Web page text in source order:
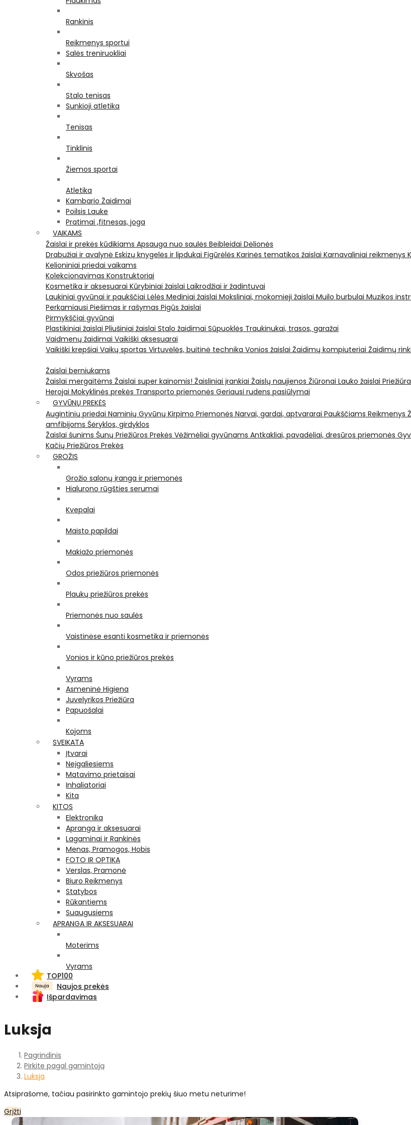
Rankinis
Reikmenys sportui
Salės treniruokliai
Skvošas
Stalo tenisas
Sunkioji atletika
Tenisas
Tinklinis
Žiemos sportai
Atletika
Kambario Žaidimai
Poilsis Lauke
Pratimai ,fitnesas, joga
VAIKAMS
Žaislai ir prekės kūdikiams Apsauga nuo saulės Beibleidai Dėlionės
Drabužiai ir avalynė Eskizų knygelės ir lipdukai Figūrėlės Karinės tematikos žaislai Karnavaliniai reikmenys
Kelioniniai priedai vaikams
Kolekcionavimas Konstruktoriai
Kosmetika ir aksesuarai Kūrybiniai žaislai Laikrodžiai ir žadintuvai
Laukiniai gyvūnai ir paukščiai Lėlės Mediniai žaislai Moksliniai, mokomieji žaislai Muilo burbulai Muzikos
Perkamiausi Piešimas ir rašymas Pigūs žaislai
Pirmykščiai gyvūnai
Plastikiniai žaislai Pliušiniai žaislai Stalo žaidimai Sūpuoklės Traukinukai, trasos, garažai
Vaidmenų žaidimai Vaikiški aksesuarai
Vaikiški krepšiai Vaikų sportas Virtuvėlės, buitinė technika Vonios žaislai Žaidimų kompiuteriai Žaidimų
Žaislai berniukams
Žaislai mergaitėms Žaislai super kainomis! Žaisliniai įrankiai Žaislų naujienos Žiūronai Lauko žaislai
Herojai Mokyklinės prekės Transporto priemonės Geriausi rudens pasiūlymai
GYVŪNŲ PREKĖS
Augintinių priedai Naminių Gyvūnų Kirpimo Priemonės Narvai, gardai, aptvararai Paukščiams Reikmenys
amfibijoms Šėryklos, girdyklos
Žaislai šunims Šunų Priežiūros Prekės Vėžimėliai gyvūnams Antkakliai, pavadėliai, dresūros priemonės
Kačių Priežiūros Prekės
GROŽIS
Grožio salonų įranga ir priemonės
Hialurono rūgšties serumai
Kvepalai
Maisto papildai
Makiažo priemonės
Odos priežiūros priemonės
Plaukų priežiūros prekės
Priemonės nuo saulės
Vaistinėse esanti kosmetika ir priemonės
Vonios ir kūno priežiūros prekės
Vyrams
Asmeninė Higiena
Juvelyrikos Priežiūra
Papuošalai
Kojoms
SVEIKATA
Įtvarai
Neįgaliesiems
Matavimo prietaisai
Inhaliatoriai
Kita
KITOS
Elektronika
Apranga ir aksesuarai
Lagaminai ir Rankinės
Menas, Pramogos, Hobis
FOTO IR OPTIKA
Verslas, Pramonė
Biuro Reikmenys
Statybos
Rūkantiems
Suaugusiems
APRANGA IR AKSESUARAI
Moterims
Vyrams
TOP100
Naujos prekės
Išpardavimas
Luksja
Pagrindinis
Pirkite pagal gamintoją
Luksja
Atsiprašome, tačiau pasirinkto gamintojo prekių šiuo metu neturime!
Grįžti